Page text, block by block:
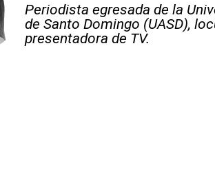
Periodista egresada de la
de Santo Domingo (UASD),
presentadora de TV.